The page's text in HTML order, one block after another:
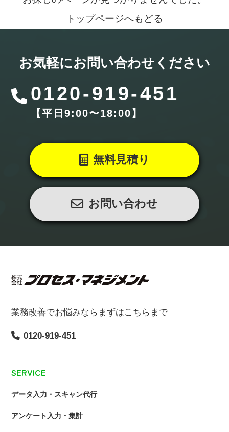
トップページへもどる
お気軽にお問い合わせください
0120-919-451
【平⽇9:00〜18:00】
無料見積り
お問い合わせ
業務改善でお悩みならまずはこちらまで
0120-919-451
SERVICE
データ入力・スキャン代行
アンケート入力・集計